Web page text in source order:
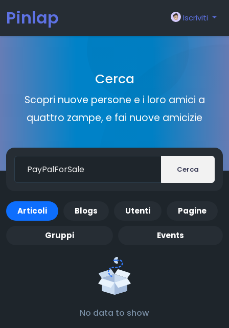
Pinlap Iscriviti
Cerca
Scopri nuove persone e i loro amici a
quattro zampe, e fai nuove amicizie
Cerca
Articoli Blogs Utenti Pagine
Gruppi Events
No data to show